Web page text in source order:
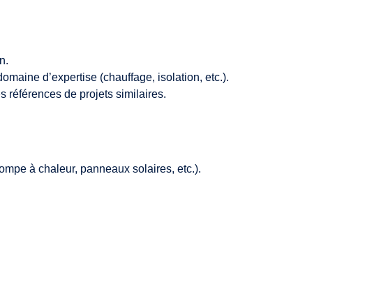
d’expertise (chauffage, isolation, etc.).
références de projets similaires.
à chaleur, panneaux solaires, etc.).